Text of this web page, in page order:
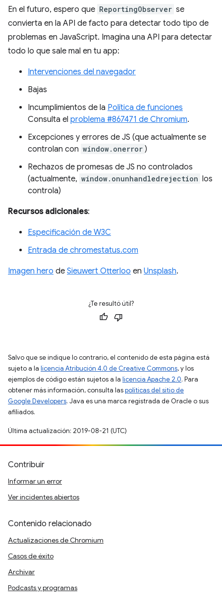
En el futuro, espero que ReportingObserver se
convierta en la API de facto para detectar todo tipo de
problemas en JavaScript. Imagina una API para detectar
todo lo que sale mal en tu app:
Intervenciones del navegador
Bajas
Incumplimientos de la Política de funciones
Consulta el problema #867471 de Chromium.
Excepciones y errores de JS (que actualmente se
controlan con window.onerror )
Rechazos de promesas de JS no controlados
(actualmente, window.onunhandledrejection los
controla)
Recursos adicionales:
Especificación de W3C
Entrada de chromestatus.com
Imagen hero de Sieuwert Otterloo en Unsplash.
¿Te resultó útil?
Salvo que se indique lo contrario, el contenido de esta página está
sujeto a la licencia Atribución 4.0 de Creative Commons, y los
ejemplos de código están sujetos a la licencia Apache 2.0. Para
obtener más información, consulta laspolíticas del sitio de
Google Developers. Java es una marca registrada de Oracle o sus
afiliados.
Última actualización: 2019-08-21 (UTC)
Contribuir
Informar un error
Ver incidentes abiertos
Contenido relacionado
Actualizaciones de Chromium
Casos de éxito
Archivar
Podcasts y programas